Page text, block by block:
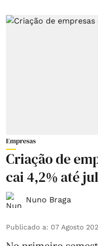
Empresas
Criação de
cai 4,2% até
Nuno Braga
Publicado a: 07 Agosto